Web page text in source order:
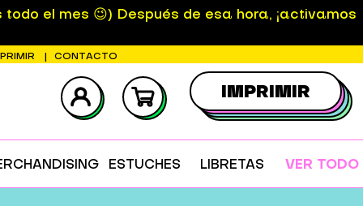
el mes 😉) Después de esa hora, ¡activamos
CONTACTO
IMPRIMIR
ESTUCHES LIBRETAS VER TODO